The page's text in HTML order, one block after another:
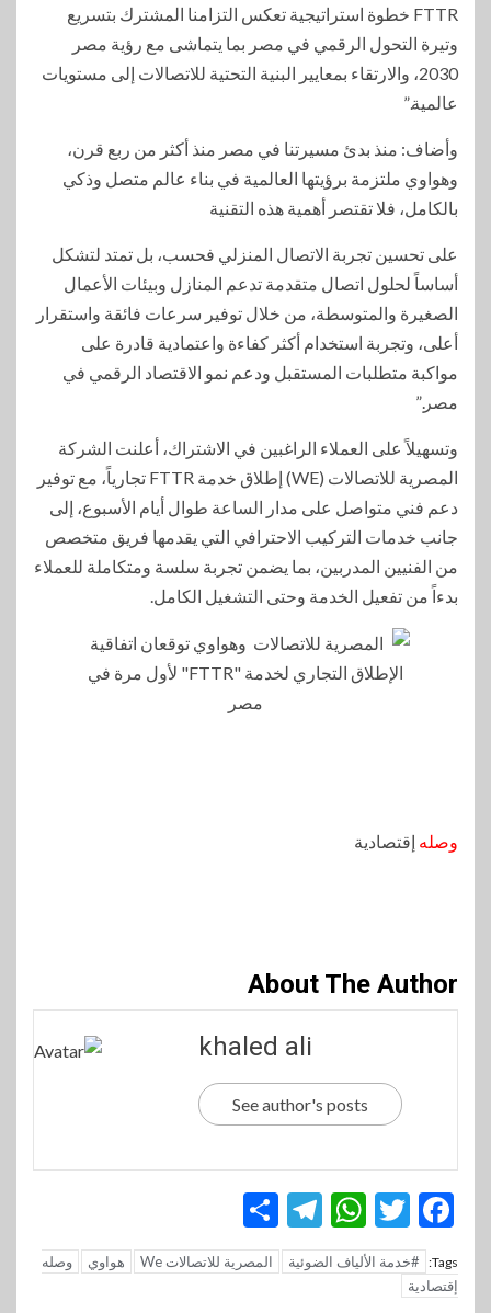
FTTR خطوة استراتيجية تعكس التزامنا المشترك بتسريع
وتيرة التحول الرقمي في مصر بما يتماشى مع رؤية مصر
2030، والارتقاء بمعايير البنية التحتية للاتصالات إلى مستويات
عالمية.”
وأضاف: منذ بدئ مسيرتنا في مصر منذ أكثر من ربع قرن،
وهواوي ملتزمة برؤيتها العالمية في بناء عالم متصل وذكي
بالكامل، فلا تقتصر أهمية هذه التقنية
على تحسين تجربة الاتصال المنزلي فحسب، بل تمتد لتشكل
أساساً لحلول اتصال متقدمة تدعم المنازل وبيئات الأعمال
الصغيرة والمتوسطة، من خلال توفير سرعات فائقة واستقرار
أعلى، وتجربة استخدام أكثر كفاءة واعتمادية قادرة على
مواكبة متطلبات المستقبل ودعم نمو الاقتصاد الرقمي في
مصر.”
وتسهيلاً على العملاء الراغبين في الاشتراك، أعلنت الشركة
المصرية للاتصالات (WE) إطلاق خدمة FTTR تجارياً، مع توفير
دعم فني متواصل على مدار الساعة طوال أيام الأسبوع، إلى
جانب خدمات التركيب الاحترافي التي يقدمها فريق متخصص
من الفنيين المدربين، بما يضمن تجربة سلسة ومتكاملة للعملاء
بدءاً من تفعيل الخدمة وحتى التشغيل الكامل.
وصله إقتصادية
About The Author
khaled ali
See author's posts
Facebook
Twitter
WhatsApp
Telegram
Tags: #خدمة الألياف الضوئية المصرية للاتصالات We هواوي
وصله
إقتصادية